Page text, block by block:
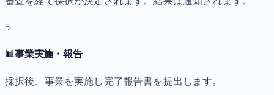
5
📊事業実施・報告
採択後、事業を実施し完了報告書を提出します。